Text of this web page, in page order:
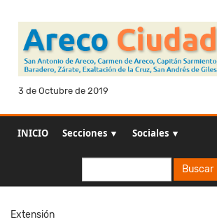
3 de Octubre de 2019
INICIO Secciones ▼ Sociales ▼
Buscar
Extensión